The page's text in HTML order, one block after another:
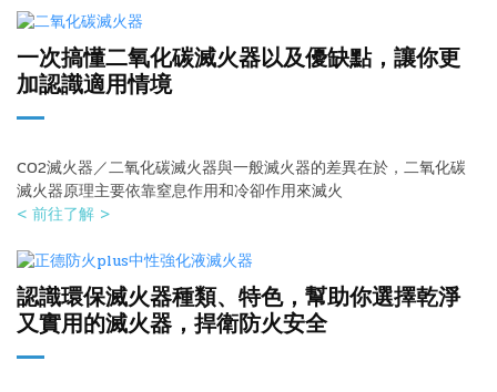
一次搞懂二氧化碳滅火器以及優缺點，讓你更
加認識適用情境
CO2滅火器／二氧化碳滅火器與一般滅火器的差異在於，二氧化碳
滅火器原理主要依靠窒息作用和冷卻作用來滅火
< 前往了解 >
認識環保滅火器種類、特色，幫助你選擇乾淨
又實用的滅火器，捍衛防火安全